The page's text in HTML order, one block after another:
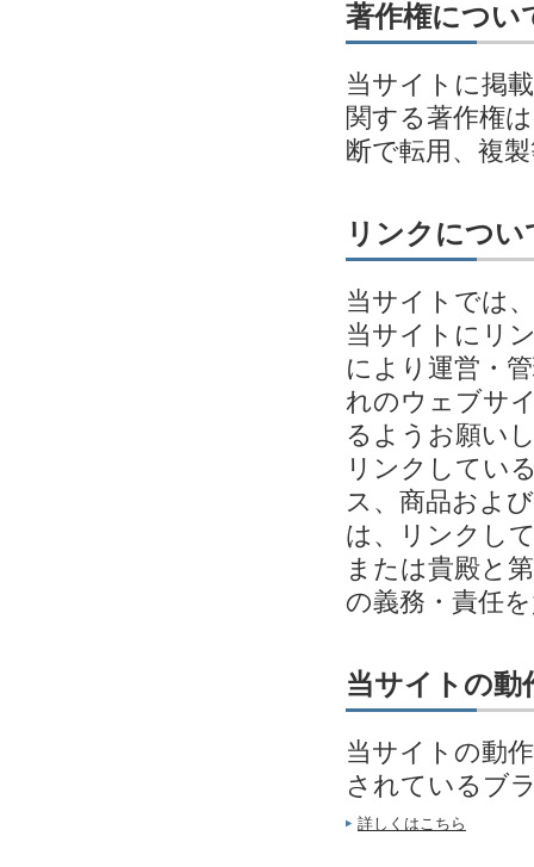
著作権につい
当サイトに掲
関する著作権
断で転用、複
リンクについ
当サイトでは
当サイトにリ
により運営・
れのウェブサ
るようお願い
リンクしてい
ス、商品およ
は、リンクし
または貴殿と
の義務・責任
当サイトの動
当サイトの動
されているブ
詳しくはこちら